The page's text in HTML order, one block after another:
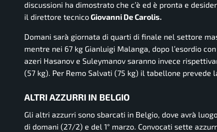
discussioni ha dimostrato che c’è ed è pronta e
il direttore tecnicoGiovanni De Carolis.
Domani sarà giornata di quarti di finale nel settore
mentre nei 67 kg Gianluigi Malanga, dopo l’esordio
azeri Hasanov e Suleymanov saranno invece
(57 kg). Per Remo Salvati (75 kg) il tabellone prevede
ALTRI AZZURRI IN BELGIO
Gli altri azzurri sono sbarcati in Belgio, dove avrà
di domani (27/2) e del 1° marzo. Convocati sette